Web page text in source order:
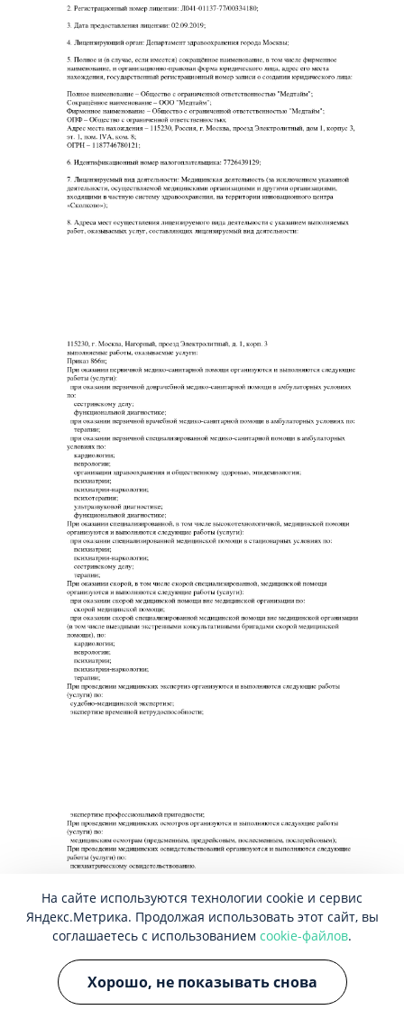
На сайте используются технологии cookie и сервис
Яндекс.Метрика. Продолжая использовать этот сайт, вы
соглашаетесь с использованием cookie-файлов.
Хорошо, не показывать снова